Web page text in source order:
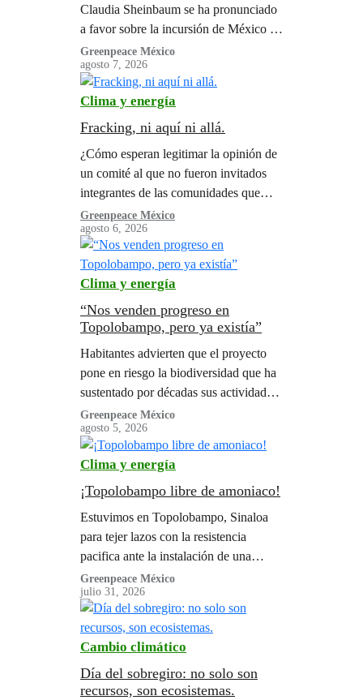
Claudia Sheinbaum se ha pronunciado
a favor sobre la incursión de México en
el fracking. Pero de qué va realmente el
fracking y por qué decimos ni ahora ni
nunca?
Greenpeace México
agosto 7, 2026
Clima y energía
Fracking, ni aquí ni allá.
¿Cómo esperan legitimar la opinión de
un comité al que no fueron invitados
integrantes de las comunidades que
serían directamente afectadas, ni
personas expertas en epidemiología,
derechos humanos y territorios
indígenas?
Greenpeace México
agosto 6, 2026
Clima y energía
“Nos venden progreso en
Topolobampo, pero ya existía”
Habitantes advierten que el proyecto
pone en riesgo la biodiversidad que ha
sustentado por décadas sus actividades
económicas en la Bahía de Ohuira.
“Nos están vendiendo una idea de
progreso y desarrollo, pero eso ya
existía en nuestra Bahía”, afirman
Greenpeace México
agosto 5, 2026
Clima y energía
¡Topolobampo libre de amoniaco!
Estuvimos en Topolobampo, Sinaloa
para tejer lazos con la resistencia
pacifica ante la instalación de una
planta de amoniaco en este territorio.
Greenpeace México
julio 31, 2026
Cambio climático
Día del sobregiro: no solo son
recursos, son ecosistemas.